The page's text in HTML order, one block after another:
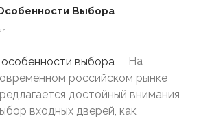
Выбора
На
российском рынке
достойный внимания
входных дверей, как